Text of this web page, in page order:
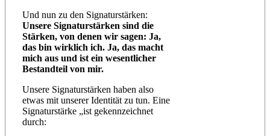
Und nun zu den Signaturstärken:
Unsere Signaturstärken sind die
Stärken, von denen wir sagen: Ja,
das bin wirklich ich. Ja, das macht
mich aus und ist ein wesentlicher
Bestandteil von mir.
Unsere Signaturstärken haben also
etwas mit unserer Identität zu tun. Eine
Signaturstärke „ist gekennzeichnet
durch: